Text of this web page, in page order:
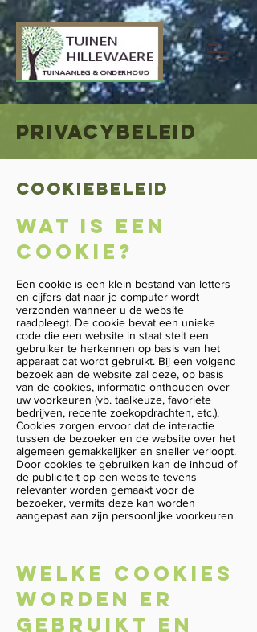
PRIVACYBELEID
COOKIEBELEID
Wat is een
cookie?
Een cookie is een klein bestand van letters
en cijfers dat naar je computer wordt
verzonden wanneer u de website
raadpleegt. De cookie bevat een unieke
code die een website in staat stelt een
gebruiker te herkennen op basis van het
apparaat dat wordt gebruikt. Bij een volgend
bezoek aan de website zal deze, op basis
van de cookies, informatie onthouden over
uw voorkeuren (vb. taalkeuze, favoriete
bedrijven, recente zoekopdrachten, etc.).
Cookies zorgen ervoor dat de interactie
tussen de bezoeker en de website over het
algemeen gemakkelijker en sneller verloopt.
Door cookies te gebruiken kan de inhoud of
de publiciteit op een website tevens
relevanter worden gemaakt voor de
bezoeker, vermits deze kan worden
aangepast aan zijn persoonlijke voorkeuren.
Welke cookies
worden er
gebruikt en